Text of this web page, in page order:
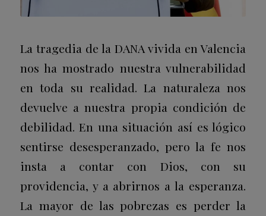
La tragedia de la DANA vivida en Valencia
nos ha mostrado nuestra vulnerabilidad
en toda su realidad. La naturaleza nos
devuelve a nuestra propia condición de
debilidad. En una situación así es lógico
sentirse desesperanzado, pero la fe nos
insta a contar con Dios, con su
providencia, y a abrirnos a la esperanza.
La mayor de las pobrezas es perder la